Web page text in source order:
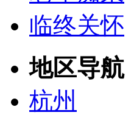
临终关怀
地区导航
杭州